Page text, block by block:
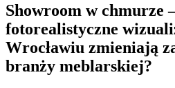
Showroom w chmurze
fotorealistyczne
Wrocławiu zmieniają
branży meblarskiej?